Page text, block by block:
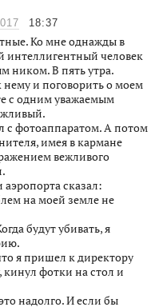
18:37
Ко мне однажды в
интеллигентный человек
ником. В пять утра.
нему и поговорить о моем
с одним уважаемым
с фотоаппаратом. А потом
имея в кармане
вежливого
сказал:
на моей земле не
будут убивать, я
я пришел к директору
кинул фотки на стол и
надолго. И если бы